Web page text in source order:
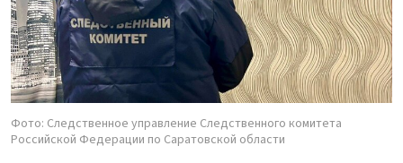
Фото: Следственное управление Следственного комитета
Российской Федерации по Саратовской области